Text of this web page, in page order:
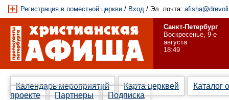
Регистрация в поместной церкви / Вход / Эл. почта:
Санкт-Петербург
Воскресенье, 9-е
августа
18:49
Календарь мероприятий Карта церквей
Каталог
проекте
Партнеры Подписка